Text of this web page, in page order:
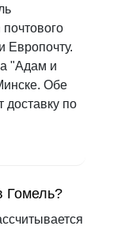
Европочту.
"Адам и
Обе
по
Гомель?